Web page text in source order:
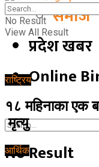
समाज
प्रदेश खबर
Online
No Result
No Result
View All Result
राष्ट्रिय
१८ महिनाका एक
मृत्यु
आर्थिक